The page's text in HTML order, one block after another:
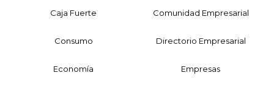
Caja Fuerte Comunidad Empresarial
Consumo Directorio Empresarial
Economía Empresas